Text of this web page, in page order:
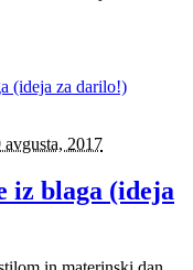
avgusta, 2017
iz blaga (ideja